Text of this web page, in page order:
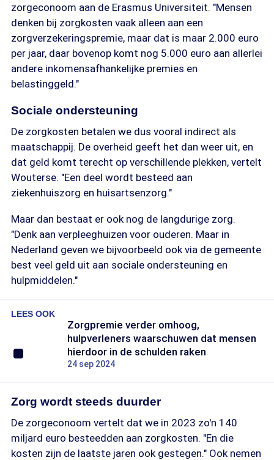
zorgeconoom aan de Erasmus Universiteit. "Mensen
denken bij zorgkosten vaak alleen aan een
zorgverzekeringspremie, maar dat is maar 2.000 euro
per jaar, daar bovenop komt nog 5.000 euro aan allerlei
andere inkomensafhankelijke premies en
belastinggeld."
Sociale ondersteuning
De zorgkosten betalen we dus vooral indirect als
maatschappij. De overheid geeft het dan weer uit, en
dat geld komt terecht op verschillende plekken, vertelt
Wouterse. "Een deel wordt besteed aan
ziekenhuiszorg en huisartsenzorg."
Maar dan bestaat er ook nog de langdurige zorg.
"Denk aan verpleeghuizen voor ouderen. Maar in
Nederland geven we bijvoorbeeld ook via de gemeente
best veel geld uit aan sociale ondersteuning en
hulpmiddelen."
LEES OOK
Zorgpremie verder omhoog,
hulpverleners waarschuwen dat mensen
hierdoor in de schulden raken
24 sep 2024
Zorg wordt steeds duurder
De zorgeconoom vertelt dat we in 2023 zo'n 140
miljard euro besteedden aan zorgkosten. "En die
kosten zijn de laatste jaren ook gestegen." Ook nemen